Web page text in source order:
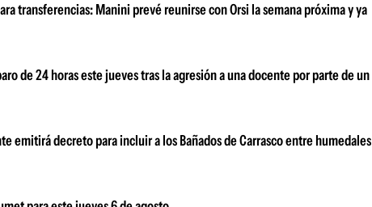
transferencias: Manini prevé reunirse con Orsi la semana próxima y ya
de 24 horas este jueves tras la agresión a una docente por parte de un
emitirá decreto para incluir a los Bañados de Carrasco entre humedales